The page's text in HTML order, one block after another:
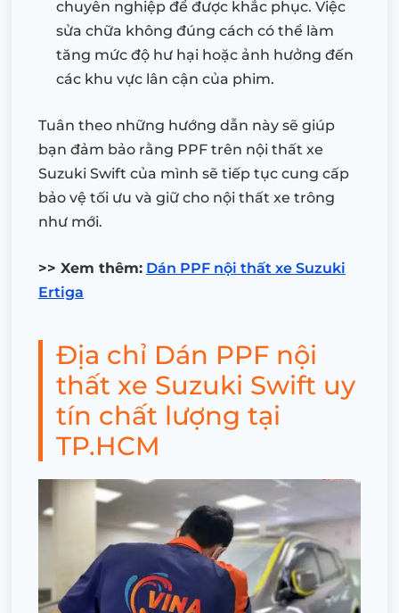
chuyên nghiệp để được khắc phục. Việc
sửa chữa không đúng cách có thể làm
tăng mức độ hư hại hoặc ảnh hưởng đến
các khu vực lân cận của phim.
Tuân theo những hướng dẫn này sẽ giúp
bạn đảm bảo rằng PPF trên nội thất xe
Suzuki Swift của mình sẽ tiếp tục cung cấp
bảo vệ tối ưu và giữ cho nội thất xe trông
như mới.
>> Xem thêm: Dán PPF nội thất xe Suzuki
Ertiga
Địa chỉ Dán PPF nội
thất xe Suzuki Swift uy
tín chất lượng tại
TP.HCM